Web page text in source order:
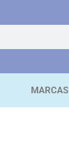
MARCAS